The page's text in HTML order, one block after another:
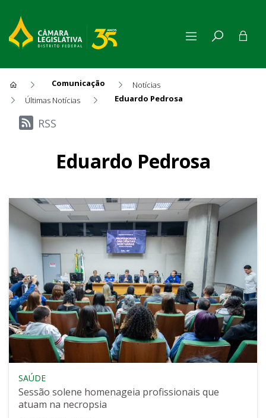
Comunicação
Notícias
Últimas Notícias
Eduardo Pedrosa
Últimas Notícias
RSS
Eduardo Pedrosa
SAÚDE
Sessão solene homenageia profissionais que
atuam na necropsia